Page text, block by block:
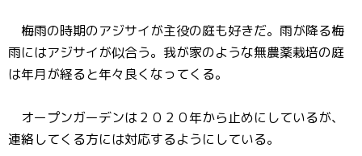
梅雨の時期のアジサイが主役の庭も好きだ。雨が降る梅
雨にはアジサイが似合う。我が家のような無農薬栽培の庭
は年月が経ると年々良くなってくる。
オープンガーデンは２０２０年から止めにしているが、
連絡してくる方には対応するようにしている。